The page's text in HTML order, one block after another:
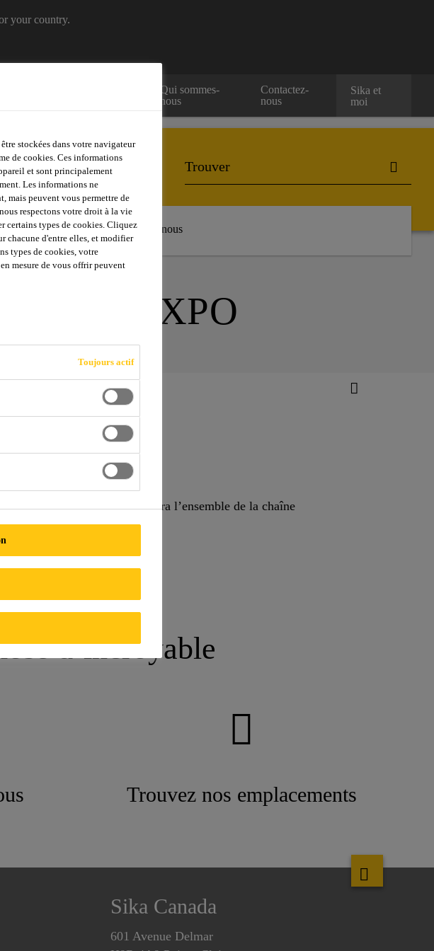
your country.
Qui sommes-
nous
Contactez-
nous
Sika et
moi
DIY KIT Contactez-nous
EXPO
de collage et servira l’ensemble de la chaîne
d’incroyable
Trouvez nos emplacements
Sika Canada
601 Avenue Delmar
stockées dans votre navigateur
de cookies. Ces informations
et sont principalement
Les informations ne
mais peuvent vous permettre de
respectons votre droit à la vie
certains types de cookies. Cliquez
chacune d'entre elles, et modifier
types de cookies, votre
mesure de vous offrir peuvent
Toujours actif